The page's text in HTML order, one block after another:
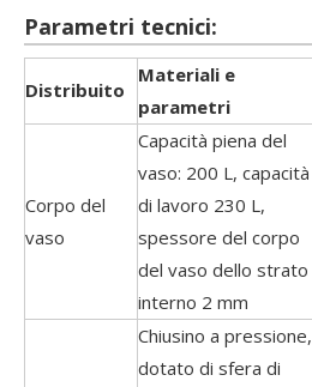
Parametri tecnici:
Distribuito
Materiali e
parametri
Corpo del
vaso
Capacità piena del
vaso: 200 L, capacità
di lavoro 230 L,
spessore del corpo
del vaso dello strato
interno 2 mm
Chiusino a pressione,
dotato di sfera di